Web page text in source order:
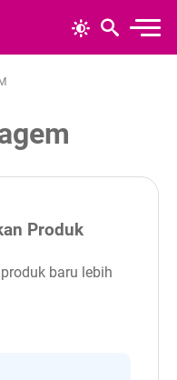
Produk
baru lebih